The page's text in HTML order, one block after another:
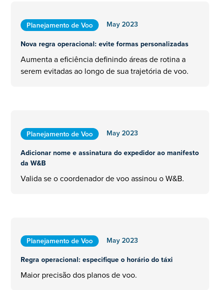
Planejamento de Voo
May 2023
Nova regra operacional: evite formas personalizadas
Aumenta a eficiência definindo áreas de rotina a
serem evitadas ao longo de sua trajetória de voo.
Planejamento de Voo
May 2023
Adicionar nome e assinatura do expedidor ao manifesto
da W&B
Valida se o coordenador de voo assinou o W&B.
Planejamento de Voo
May 2023
Regra operacional: especifique o horário do táxi
Maior precisão dos planos de voo.